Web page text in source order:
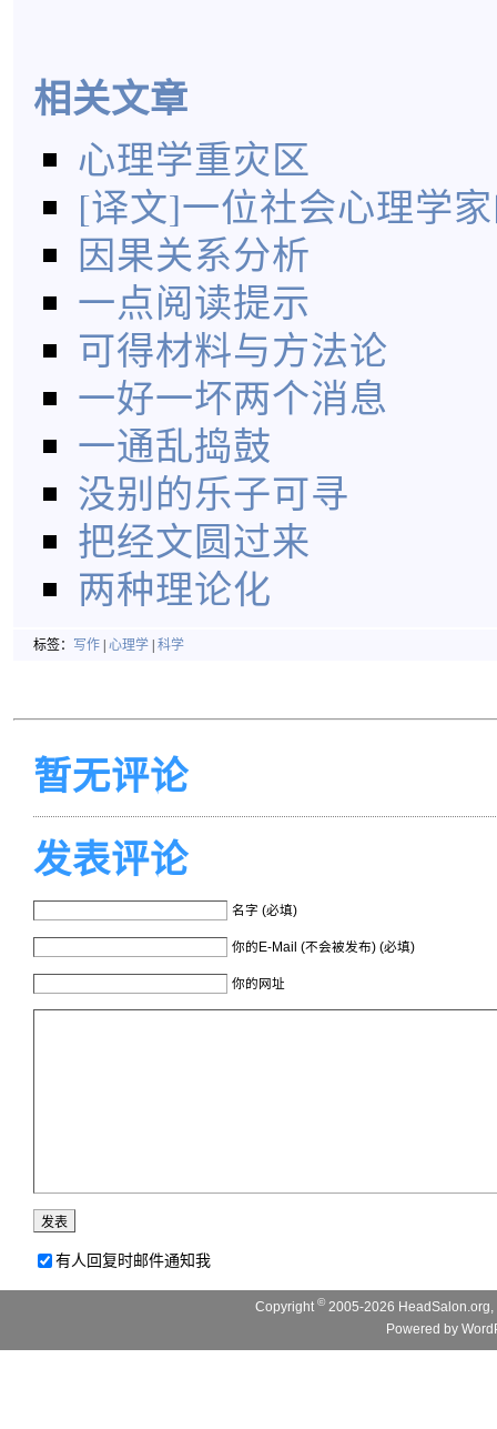
相关文章
心理学重灾区
[译文]一位社会心理学
因果关系分析
一点阅读提示
可得材料与方法论
一好一坏两个消息
一通乱捣鼓
没别的乐子可寻
把经文圆过来
两种理论化
标签： 写作 心理学 科学
暂无评论
发表评论
名字 (必填)
你的E-Mail (不会被发布) (必填)
你的网址
有人回复时邮件通知我
Copyright© 2005-2026
Powered by